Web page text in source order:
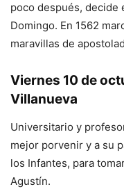
poco después, decide
Domingo. En 1562
maravillas de
Viernes 10 de
Villanueva
Universitario y
mejor porvenir y a su
los Infantes, para
Agustín.